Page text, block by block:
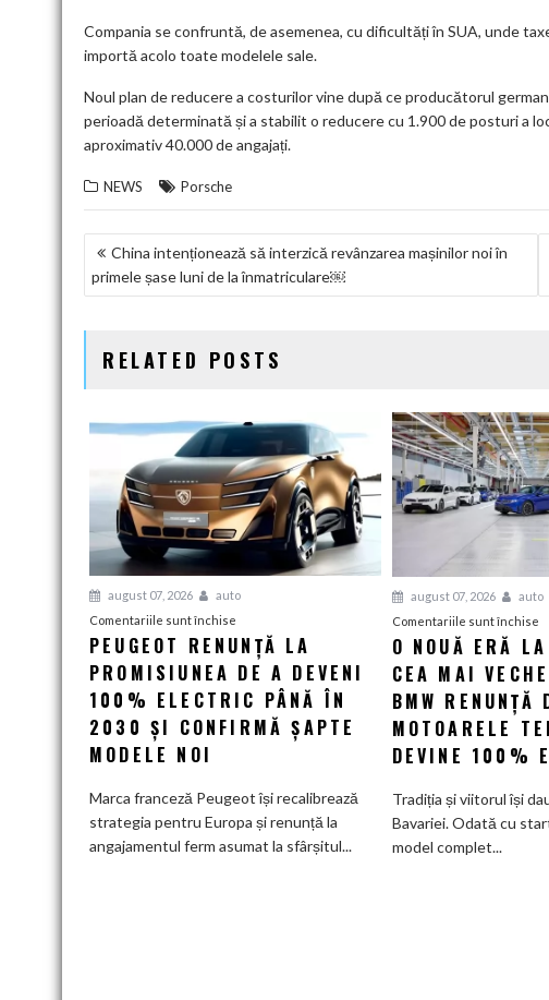
Compania se confruntă, de asemenea, cu dificultăți în SUA, unde
importă acolo toate modelele sale.
Noul plan de reducere a costurilor vine după ce producătorul
perioadă determinată și a stabilit o reducere cu 1.900 de posturi a
aproximativ 40.000 de angajați.
NEWS Porsche
NAVIGARE
ÎN
China intenționează să interzică revânzarea mașinilor noi în
primele șase luni de la înmatriculare￼
RELATED POSTS
august 07, 2026
auto
Comentariile sunt închise
Peugeot
renunță
la
promisiunea
de
electric
PEUGEOT RENUNȚĂ LA
PROMISIUNEA DE A DEVENI
100% ELECTRIC PÂNĂ ÎN
2030 ȘI CONFIRMĂ ȘAPTE
MODELE NOI
Marca franceză Peugeot își recalibrează
strategia pentru Europa și renunță la
angajamentul ferm asumat la sfârșitul...
august 07, 2026
auto
Comentariile sunt închise
O
O NOUĂ ERĂ
CEA MAI
BMW
MOTOARELE
DEVINE 100%
Tradiția și viitorul își
Bavariei. Odată cu
model complet...